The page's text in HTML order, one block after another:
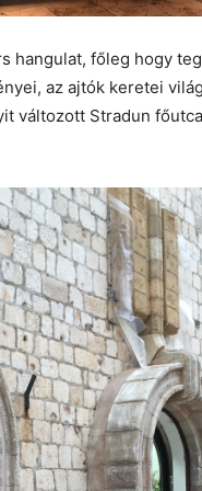
hangulat, főleg hogy
az ajtók keretei
változott Stradun